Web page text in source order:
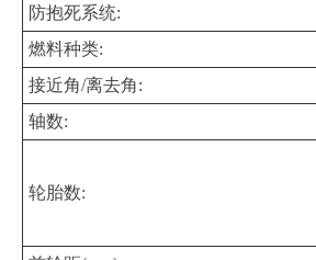
防抱死系统:
燃料种类:
接近角/离去角:
轴数:
轮胎数: